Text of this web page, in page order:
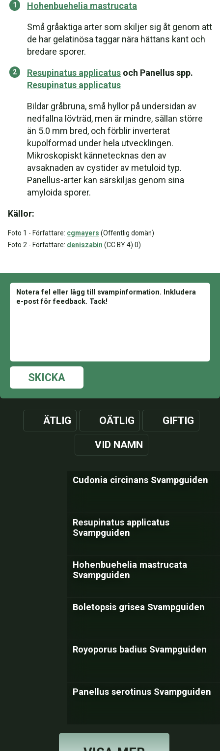
Hohenbuehelia mastrucata
Små gråaktiga arter som skiljer sig åt genom att
de har gelatinösa taggar nära hättans kant och
bredare sporer.
Resupinatus applicatus och Panellus spp.
Resupinatus applicatus
Bildar gråbruna, små hyllor på undersidan av
nedfallna lövträd, men är mindre, sällan större
än 5.0 mm bred, och förblir inverterat
kupolformad under hela utvecklingen.
Mikroskopiskt kännetecknas den av
avsaknaden av cystider av metuloid typ.
Panellus-arter kan särskiljas genom sina
amyloida sporer.
Källor:
Foto 1 - Författare: cgmayers (Offentlig domän)
Foto 2 - Författare: deniszabin (CC BY 4).0)
SKICKA
ÄTLIG OÄTLIG GIFTIG
VID NAMN
Cudonia circinans Svampguiden
Resupinatus applicatus
Svampguiden
Hohenbuehelia mastrucata
Svampguiden
Boletopsis grisea Svampguiden
Royoporus badius Svampguiden
Panellus serotinus Svampguiden